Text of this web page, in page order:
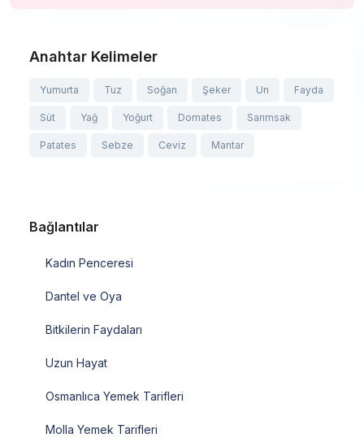
Anahtar Kelimeler
Yumurta Tuz Soğan Şeker Un Fayda
Süt Yağ Yoğurt Domates Sarımsak
Patates Sebze Ceviz Mantar
Bağlantılar
Kadın Penceresi
Dantel ve Oya
Bitkilerin Faydaları
Uzun Hayat
Osmanlıca Yemek Tarifleri
Molla Yemek Tarifleri